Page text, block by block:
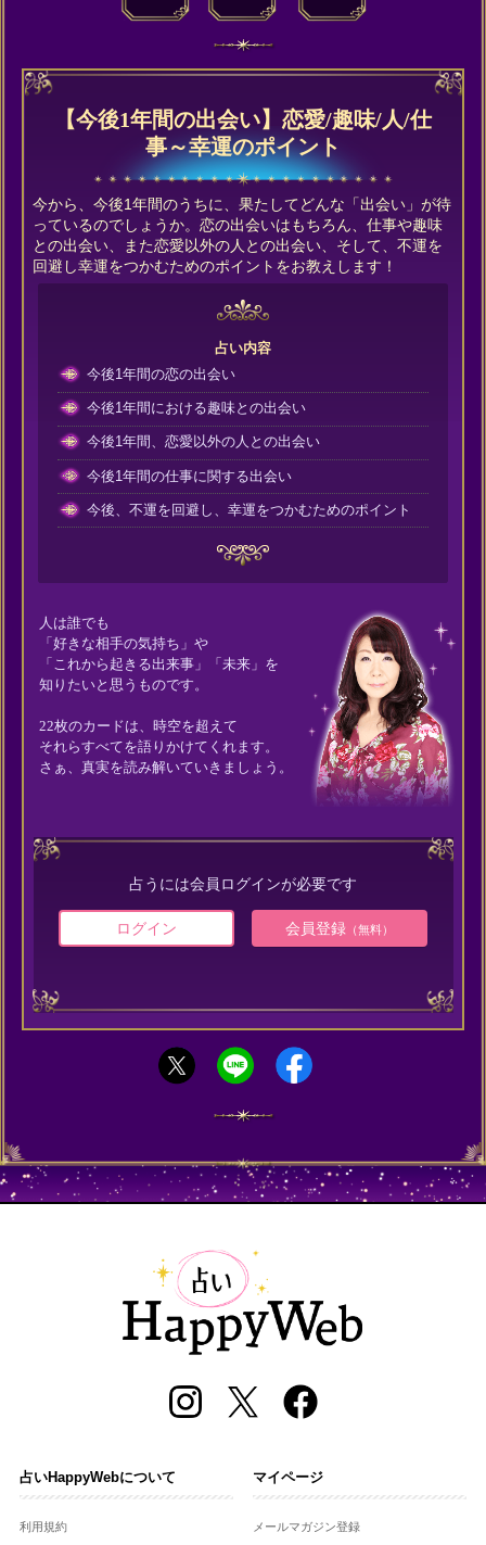
【今後1年間の出会い】恋愛/趣味/人/仕
事～幸運のポイント
今から、今後1年間のうちに、果たしてどんな「出会い」が待
っているのでしょうか。恋の出会いはもちろん、仕事や趣味
との出会い、また恋愛以外の人との出会い、そして、不運を
回避し幸運をつかむためのポイントをお教えします！
占い内容
今後1年間の恋の出会い
今後1年間における趣味との出会い
今後1年間、恋愛以外の人との出会い
今後1年間の仕事に関する出会い
今後、不運を回避し、幸運をつかむためのポイント
人は誰でも
「好きな相手の気持ち」や
「これから起きる出来事」「未来」を
知りたいと思うものです。
22枚のカードは、時空を超えて
それらすべてを語りかけてくれます。
さぁ、真実を読み解いていきましょう。
占うには会員ログインが必要です
ログイン 会員登録（無料）
占いHappyWebについて
利用規約
マイページ
メールマガジン登録